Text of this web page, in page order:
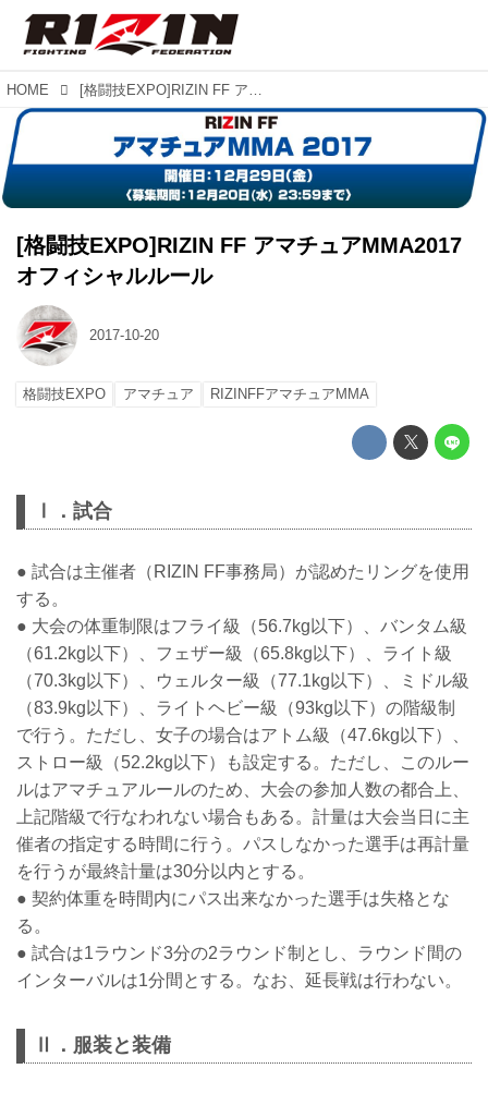
HOME [格闘技EXPO]RIZIN FF アマチュアMMA2017 オフィシャルルール
[格闘技EXPO]RIZIN FF アマチュアMMA2017
オフィシャルルール
2017-10-20
格闘技EXPO アマチュア RIZINFFアマチュアMMA
Ⅰ．試合
● 試合は主催者（RIZIN FF事務局）が認めたリングを使用
する。
● 大会の体重制限はフライ級（56.7kg以下）、バンタム級
（61.2kg以下）、フェザー級（65.8kg以下）、ライト級
（70.3kg以下）、ウェルター級（77.1kg以下）、ミドル級
（83.9kg以下）、ライトヘビー級（93kg以下）の階級制
で行う。ただし、女子の場合はアトム級（47.6kg以下）、
ストロー級（52.2kg以下）も設定する。ただし、このルー
ルはアマチュアルールのため、大会の参加人数の都合上、
上記階級で行なわれない場合もある。計量は大会当日に主
催者の指定する時間に行う。パスしなかった選手は再計量
を行うが最終計量は30分以内とする。
● 契約体重を時間内にパス出来なかった選手は失格とな
る。
● 試合は1ラウンド3分の2ラウンド制とし、ラウンド間の
インターバルは1分間とする。なお、延長戦は行わない。
Ⅱ．服装と装備